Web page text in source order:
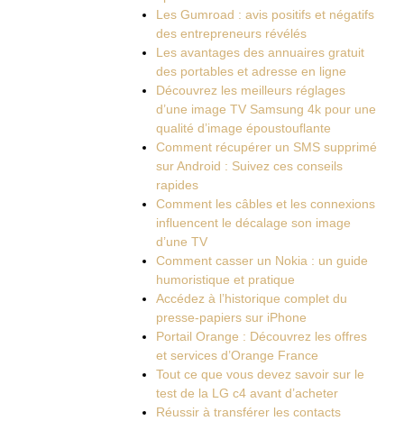
Les Gumroad : avis positifs et négatifs
des entrepreneurs révélés
Les avantages des annuaires gratuit
des portables et adresse en ligne
Découvrez les meilleurs réglages
d’une image TV Samsung 4k pour une
qualité d’image époustouflante
Comment récupérer un SMS supprimé
sur Android : Suivez ces conseils
rapides
Comment les câbles et les connexions
influencent le décalage son image
d’une TV
Comment casser un Nokia : un guide
humoristique et pratique
Accédez à l’historique complet du
presse-papiers sur iPhone
Portail Orange : Découvrez les offres
et services d’Orange France
Tout ce que vous devez savoir sur le
test de la LG c4 avant d’acheter
Réussir à transférer les contacts